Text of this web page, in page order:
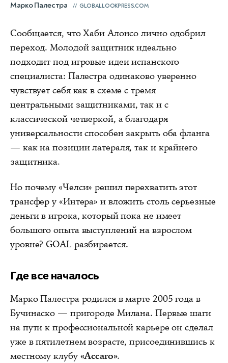
Марко Палестра GLOBALLOOKPRESS.COM
Сообщается, что Хаби Алонсо лично одобрил
переход. Молодой защитник идеально
подходит под игровые идеи испанского
специалиста: Палестра одинаково уверенно
чувствует себя как в схеме с тремя
центральными защитниками, так и с
классической четверкой, а благодаря
универсальности способен закрыть оба фланга
— как на позиции латераля, так и крайнего
защитника.
Но почему «Челси» решил перехватить этот
трансфер у «Интера» и вложить столь серьезные
деньги в игрока, который пока не имеет
большого опыта выступлений на взрослом
уровне? GOAL разбирается.
Где все началось
Марко Палестра родился в марте 2005 года в
Бучинаско — пригороде Милана. Первые шаги
на пути к профессиональной карьере он сделал
уже в пятилетнем возрасте, присоединившись к
местному клубу «Ассаго».